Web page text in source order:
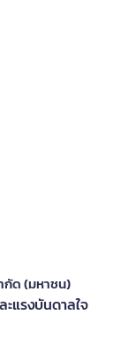
กัด (มหาชน)
แรงบันดาลใจ